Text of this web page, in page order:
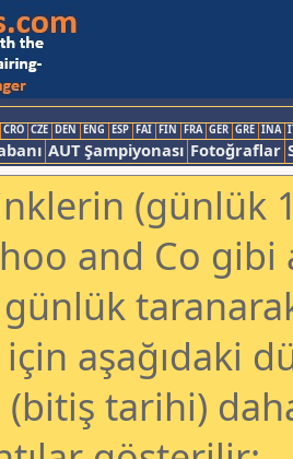
CRO CZE DEN ENG ESP FAI FIN FRA GER GRE INA
AUT Şampiyonası Fotoğraflar
(günlük
and Co
için aşağıdaki
tarihi)